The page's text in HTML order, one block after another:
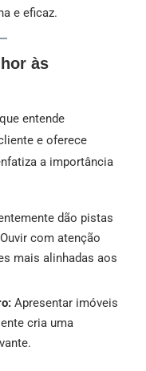
e eficaz.
às
entende
e oferece
a importância
dão pistas
com atenção
mais alinhadas aos
Apresentar imóveis
cria uma